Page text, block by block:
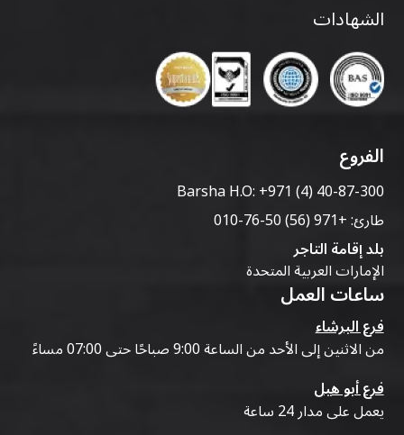
الشهادات
الفروع
Barsha H.O:+971 (4) 40-87-300
طارئ:+971 (56) 50-76-010
بلد إقامة التاجر
الإمارات العربية المتحدة
ساعات العمل
فرع البرشاء
من الاثنين إلى الأحد من الساعة 9:00 صباحًا حتى 07:00 مساءً
فرع أبو هيل
يعمل على مدار 24 ساعة